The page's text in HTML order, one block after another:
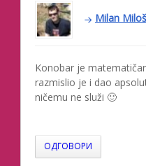
Milan
Konobar je
razmislio je i dao
ničemu ne služi 🙂
ОДГОВОРИ